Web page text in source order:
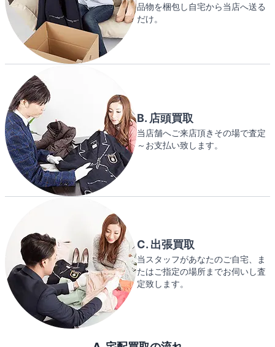
品物を梱包し自宅から当店へ送る
だけ。
B. 店頭買取
当店舗へご来店頂きその場で査定
～お支払い致します。
C. 出張買取
当スタッフがあなたのご自宅、ま
たはご指定の場所までお伺いし査
定致します。